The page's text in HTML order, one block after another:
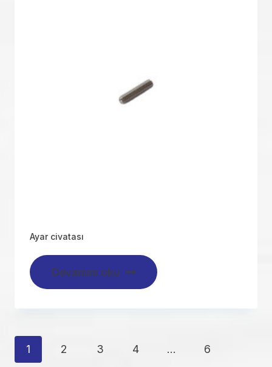
Ayar civatası
Devamını oku
1 2 3 4 … 6